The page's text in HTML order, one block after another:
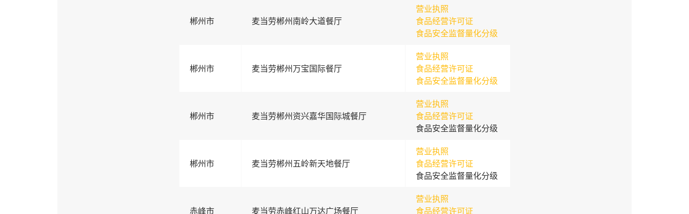
郴州市 麦当劳郴州南岭大道餐厅
营业执照
食品经营许可证
食品安全监督量化分级
郴州市 麦当劳郴州万宝国际餐厅
营业执照
食品经营许可证
食品安全监督量化分级
郴州市 麦当劳郴州资兴嘉华国际城餐厅
营业执照
食品经营许可证
食品安全监督量化分级
郴州市 麦当劳郴州五岭新天地餐厅
营业执照
食品经营许可证
食品安全监督量化分级
赤峰市 麦当劳赤峰红山万达广场餐厅
营业执照
食品经营许可证